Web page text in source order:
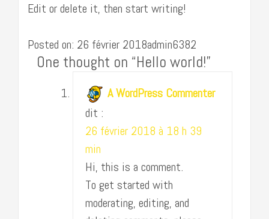
Edit or delete it, then start writing!
Posted on: 26 février 2018admin6382
One thought on “Hello world!”
A WordPress Commenter
dit :
26 février 2018 à 18 h 39
min
Hi, this is a comment.
To get started with
moderating, editing, and